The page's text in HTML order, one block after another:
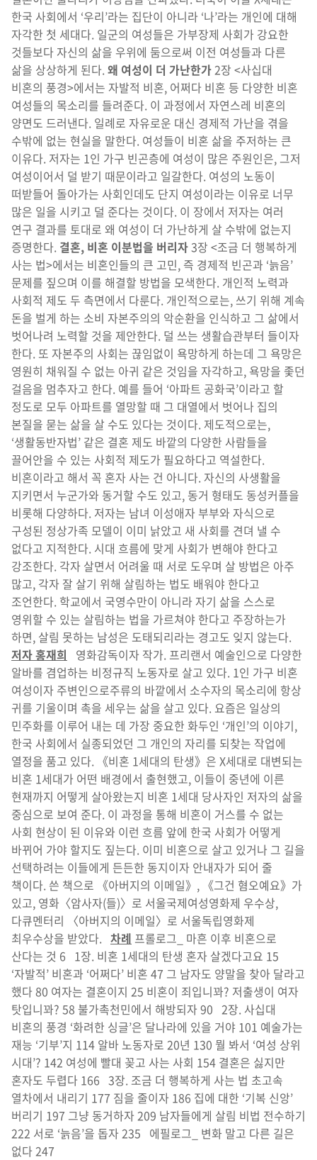
한국 사회에서 ‘우리’라는 집단이 아니라 ‘나’라는 개인에 대해
자각한 첫 세대다. 일군의 여성들은 가부장제 사회가 강요한
것들보다 자신의 삶을 우위에 둠으로써 이전 여성들과 다른
삶을 상상하게 된다.왜 여성이 더 가난한가2장 <사십대
비혼의 풍경>에서는 자발적 비혼, 어쩌다 비혼 등 다양한 비혼
여성들의 목소리를 들려준다. 이 과정에서 자연스레 비혼의
양면도 드러낸다. 일례로 자유로운 대신 경제적 가난을 겪을
수밖에 없는 현실을 말한다. 여성들이 비혼 삶을 주저하는 큰
이유다. 저자는 1인 가구 빈곤층에 여성이 많은 주원인은, 그저
여성이어서 덜 받기 때문이라고 일갈한다. 여성의 노동이
떠받들어 돌아가는 사회인데도 단지 여성이라는 이유로 너무
많은 일을 시키고 덜 준다는 것이다. 이 장에서 저자는 여러
연구 결과를 토대로 왜 여성이 더 가난하게 살 수밖에 없는지
증명한다. 결혼, 비혼 이분법을 버리자3장 <조금 더 행복하게
사는 법>에서는 비혼인들의 큰 고민, 즉 경제적 빈곤과 ‘늙음’
문제를 짚으며 이를 해결할 방법을 모색한다. 개인적 노력과
사회적 제도 두 측면에서 다룬다. 개인적으로는, 쓰기 위해 계속
돈을 벌게 하는 소비 자본주의의 악순환을 인식하고 그 삶에서
벗어나려 노력할 것을 제안한다. 덜 쓰는 생활습관부터 들이자
한다. 또 자본주의 사회는 끊임없이 욕망하게 하는데 그 욕망은
영원히 채워질 수 없는 아귀 같은 것임을 자각하고, 욕망을 좇던
걸음을 멈추자고 한다. 예를 들어 ‘아파트 공화국’이라고 할
정도로 모두 아파트를 열망할 때 그 대열에서 벗어나 집의
본질을 묻는 삶을 살 수도 있다는 것이다. 제도적으로는,
‘생활동반자법’ 같은 결혼 제도 바깥의 다양한 사람들을
끌어안을 수 있는 사회적 제도가 필요하다고 역설한다.
비혼이라고 해서 꼭 혼자 사는 건 아니다. 자신의 사생활을
지키면서 누군가와 동거할 수도 있고, 동거 형태도 동성커플을
비롯해 다양하다. 저자는 남녀 이성애자 부부와 자식으로
구성된 정상가족 모델이 이미 낡았고 새 사회를 견뎌 낼 수
없다고 지적한다. 시대 흐름에 맞게 사회가 변해야 한다고
강조한다. 각자 살면서 어려울 때 서로 도우며 살 방법은 아주
많고, 각자 잘 살기 위해 살림하는 법도 배워야 한다고
조언한다. 학교에서 국영수만이 아니라 자기 삶을 스스로
영위할 수 있는 살림하는 법을 가르쳐야 한다고 주장하는가
하면, 살림 못하는 남성은 도태되리라는 경고도 잊지 않는다.
저자 홍재희 영화감독이자 작가. 프리랜서 예술인으로 다양한
알바를 겸업하는 비정규직 노동자로 살고 있다. 1인 가구 비혼
여성이자 주변인으로주류의 바깥에서 소수자의 목소리에 항상
귀를 기울이며 촉을 세우는 삶을 살고 있다. 요즘은 일상의
민주화를 이루어 내는 데 가장 중요한 화두인 ‘개인’의 이야기,
한국 사회에서 실종되었던 그 개인의 자리를 되찾는 작업에
열정을 품고 있다. 《비혼 1세대의 탄생》은 X세대로 대변되는
비혼 1세대가 어떤 배경에서 출현했고, 이들이 중년에 이른
현재까지 어떻게 살아왔는지 비혼 1세대 당사자인 저자의 삶을
중심으로 보여 준다. 이 과정을 통해 비혼이 거스를 수 없는
사회 현상이 된 이유와 이런 흐름 앞에 한국 사회가 어떻게
바뀌어 가야 할지도 짚는다. 이미 비혼으로 살고 있거나 그 길을
선택하려는 이들에게 든든한 동지이자 안내자가 되어 줄
책이다. 쓴 책으로 《아버지의 이메일》, 《그건 혐오예요》가
있고, 영화〈암사자(들)〉로 서울국제여성영화제 우수상,
다큐멘터리 〈아버지의 이메일〉로 서울독립영화제
최우수상을 받았다. 차례 프롤로그_ 마흔 이후 비혼으로
산다는 것 6 1장. 비혼 1세대의 탄생 혼자 살겠다고요 15
‘자발적’ 비혼과 ‘어쩌다’ 비혼 47 그 남자도 양말을 찾아 달라고
했다 80 여자는 결혼이지 25 비혼이 죄입니꽈? 저출생이 여자
탓입니꽈? 58 불가촉천민에서 해방되자 90 2장. 사십대
비혼의 풍경 ‘화려한 싱글’은 달나라에 있을 거야 101 예술가는
재능 ‘기부’지 114 알바 노동자로 20년 130 뭘 봐서 ‘여성 상위
시대’? 142 여성에 빨대 꽂고 사는 사회 154 결혼은 싫지만
혼자도 두렵다 166 3장. 조금 더 행복하게 사는 법 초고속
열차에서 내리기 177 짐을 줄이자 186 집에 대한 ‘기복 신앙’
버리기 197 그냥 동거하자 209 남자들에게 살림 비법 전수하기
222 서로 ‘늙음’을 돕자 235 에필로그_ 변화 말고 다른 길은
없다 247